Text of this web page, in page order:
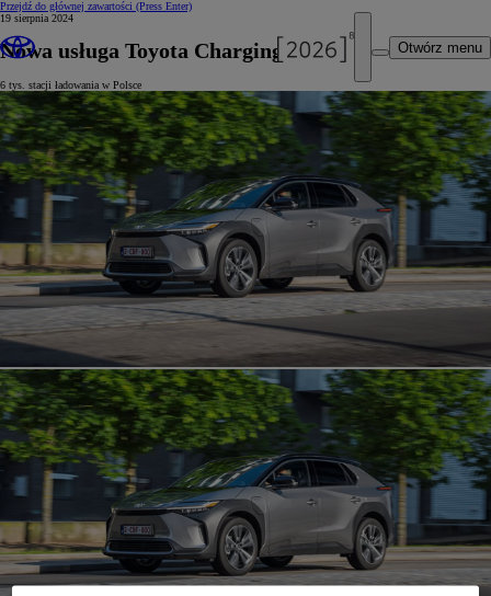
Przejdź do głównej zawartości (Press Enter)
Otwórz menu
19 sierpnia 2024
Nowa usługa Toyota Charging Network
6 tys. stacji ładowania w Polsce